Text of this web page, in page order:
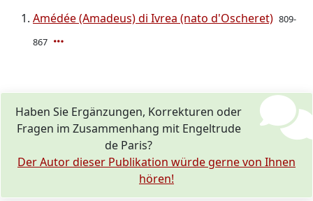
Amédée (Amadeus) di Ivrea (nato d'Oscheret) 809-
867
Haben Sie Ergänzungen, Korrekturen oder
Fragen im Zusammenhang mit Engeltrude
de Paris?
Der Autor dieser Publikation würde gerne von Ihnen
hören!